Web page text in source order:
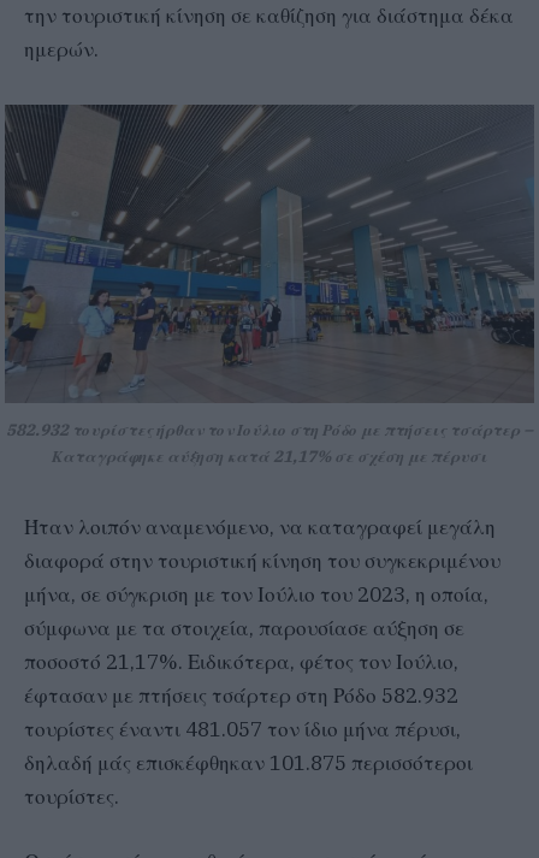
την τουριστική κίνηση σε καθίζηση για διάστημα δέκα
ημερών.
582.932 τουρίστες ήρθαν τον Ιούλιο στη Ρόδο με πτήσεις τσάρτερ –
Καταγράφηκε αύξηση κατά 21,17% σε σχέση με πέρυσι
Ήταν λοιπόν αναμενόμενο, να καταγραφεί μεγάλη
διαφορά στην τουριστική κίνηση του συγκεκριμένου
μήνα, σε σύγκριση με τον Ιούλιο του 2023, η οποία,
σύμφωνα με τα στοιχεία, παρουσίασε αύξηση σε
ποσοστό 21,17%. Ειδικότερα, φέτος τον Ιούλιο,
έφτασαν με πτήσεις τσάρτερ στη Ρόδο 582.932
τουρίστες έναντι 481.057 τον ίδιο μήνα πέρυσι,
δηλαδή μάς επισκέφθηκαν 101.875 περισσότεροι
τουρίστες.